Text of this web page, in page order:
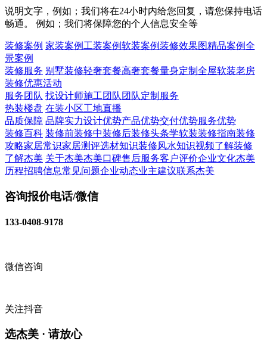
说明文字，例如；我们将在24小时内给您回复，请您保持电话
畅通。 例如；我们将保障您的个人信息安全等
装修案例 家装案例 工装案例软装案例装修效果图精品案例全
景案例
装修服务 别墅装修轻奢套餐高奢套餐量身定制 全屋软装老房
装修优惠活动
服务团队 找设计师施工团队 团队定制服务
热装楼盘 在装小区工地直播
品质保障 品牌实力设计优势产品优势交付优势服务优势
装修百科 装修前装修中装修后装修头条学软装装修指南装修
攻略家居常识家居测评选材知识装修风水知识视频了解装修
了解杰美 关于杰美杰美口碑售后服务客户评价企业文化杰美
历程招聘信息常见问题企业动态业主建议联系杰美
咨询报价电话/微信
133-0408-9178
微信咨询
关注抖音
选杰美 · 请放心